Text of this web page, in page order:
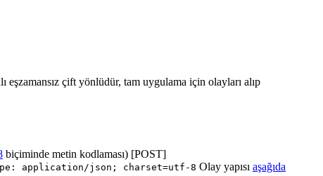
eşzamansız çift yönlüdür, tam uygulama için olayları alıp
biçiminde metin kodlaması) [POST]
application/json; charset=utf-8 Olay yapısı aşağıda